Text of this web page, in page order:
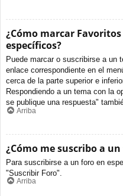
¿Cómo marcar
específicos?
Puede marcar o suscribirse a un
enlace correspondiente en el
cerca de la parte superior e
Respondiendo a un tema con la
se publique una respuesta"
Arriba
¿Cómo me suscribo a
Para suscribirse a un foro en
"Suscribir Foro".
Arriba